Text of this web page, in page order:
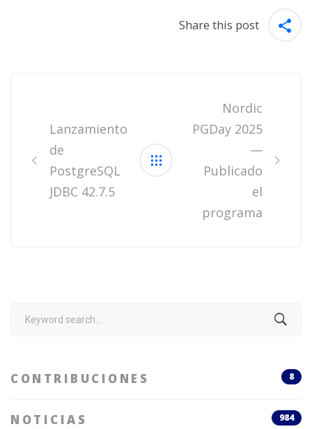
Share this post
Lanzamiento
de
PostgreSQL
JDBC 42.7.5
Nordic
PGDay 2025
—
Publicado
el
programa
Search
CONTRIBUCIONES 8
NOTICIAS 984